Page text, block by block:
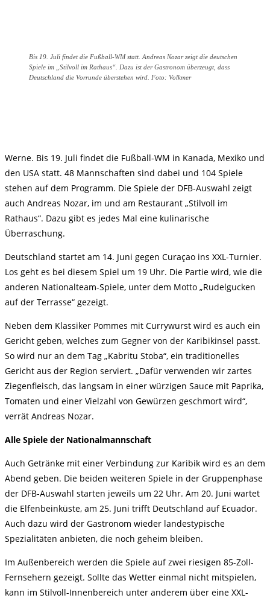
Bis 19. Juli findet die Fußball-WM statt. Andreas Nozar zeigt die deutschen
Spiele im „Stilvoll im Rathaus“. Dazu ist der Gastronom überzeugt, dass
Deutschland die Vorrunde überstehen wird. Foto: Volkmer
Werne. Bis 19. Juli findet die Fußball-WM in Kanada, Mexiko und
den USA statt. 48 Mannschaften sind dabei und 104 Spiele
stehen auf dem Programm. Die Spiele der DFB-Auswahl zeigt
auch Andreas Nozar, im und am Restaurant „Stilvoll im
Rathaus“. Dazu gibt es jedes Mal eine kulinarische
Überraschung.
Deutschland startet am 14. Juni gegen Curaçao ins XXL-Turnier.
Los geht es bei diesem Spiel um 19 Uhr. Die Partie wird, wie die
anderen Nationalteam-Spiele, unter dem Motto „Rudelgucken
auf der Terrasse“ gezeigt.
Neben dem Klassiker Pommes mit Currywurst wird es auch ein
Gericht geben, welches zum Gegner von der Karibikinsel passt.
So wird nur an dem Tag „Kabritu Stoba“, ein traditionelles
Gericht aus der Region serviert. „Dafür verwenden wir zartes
Ziegenfleisch, das langsam in einer würzigen Sauce mit Paprika,
Tomaten und einer Vielzahl von Gewürzen geschmort wird“,
verrät Andreas Nozar.
Alle Spiele der Nationalmannschaft
Auch Getränke mit einer Verbindung zur Karibik wird es an dem
Abend geben. Die beiden weiteren Spiele in der Gruppenphase
der DFB-Auswahl starten jeweils um 22 Uhr. Am 20. Juni wartet
die Elfenbeinküste, am 25. Juni trifft Deutschland auf Ecuador.
Auch dazu wird der Gastronom wieder landestypische
Spezialitäten anbieten, die noch geheim bleiben.
Im Außenbereich werden die Spiele auf zwei riesigen 85-Zoll-
Fernsehern gezeigt. Sollte das Wetter einmal nicht mitspielen,
kann im Stilvoll-Innenbereich unter anderem über eine XXL-